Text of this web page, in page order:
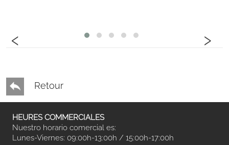
‹ ›
Retour
HEURES COMMERCIALES
Nuestro horario comercial es:
Lunes-Viernes: 09:00h-13:00h / 15:00h-17:00h